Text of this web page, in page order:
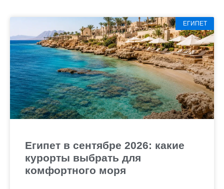
ЕГИПЕТ
Египет в сентябре 2026: какие
курорты выбрать для
комфортного моря